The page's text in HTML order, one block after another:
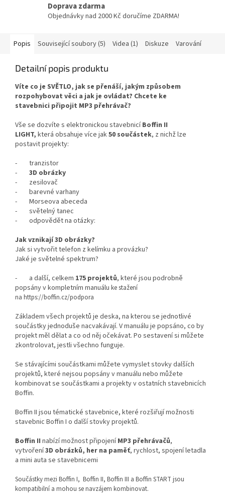
Doprava zdarma
Objednávky nad 2000 Kč doručíme ZDARMA!
Popis Související soubory (5) Videa (1) Diskuze Varování
Detailní popis produktu
Víte co je SVĚTLO, jak se přenáší, jakým způsobem
rozpohybovat věci a jak je ovládat? Chcete ke
stavebnici připojit MP3 přehrávač?
Vše se dozvíte s elektronickou stavebnicíBoffin II
LIGHT, která obsahuje více jak50 součástek, z nichž lze
postavit projekty:
- tranzistor
- 3D obrázky
- zesilovač
- barevné varhany
- Morseova abeceda
- světelný tanec
- odpovědět na otázky:
Jak vznikají 3D obrázky?
Jak si vytvořit telefon z kelímku a provázku?
Jaké je světelné spektrum?
- a další, celkem 175 projektů, které jsou podrobně
popsány v kompletním manuálu ke stažení
na https://boffin.cz/podpora
Základem všech projektů je deska, na kterou se jednotlivé
součástky jednoduše nacvakávají. V manuálu je popsáno, co by
projekt měl dělat a co od něj očekávat. Po sestavení si můžete
zkontrolovat, jestli všechno funguje.
Se stávajícími součástkami můžete vymyslet stovky dalších
projektů, které nejsou popsány v manuálu nebo můžete
kombinovat se součástkami a projekty v ostatních stavebnicích
Boffin.
Boffin II jsou tématické stavebnice, které rozšiřují možnosti
stavebnic Boffin I o další stovky projektů.
Boffin II nabízí možnost připojeníMP3 přehrávačů,
vytvoření3D obrázků, her na paměť, rychlost, spojení letadla
a mini auta se stavebnicemi
Součástky mezi Boffin I, Boffin II, Boffin III a Boffin START jsou
kompatibilní a mohou se navzájem kombinovat.